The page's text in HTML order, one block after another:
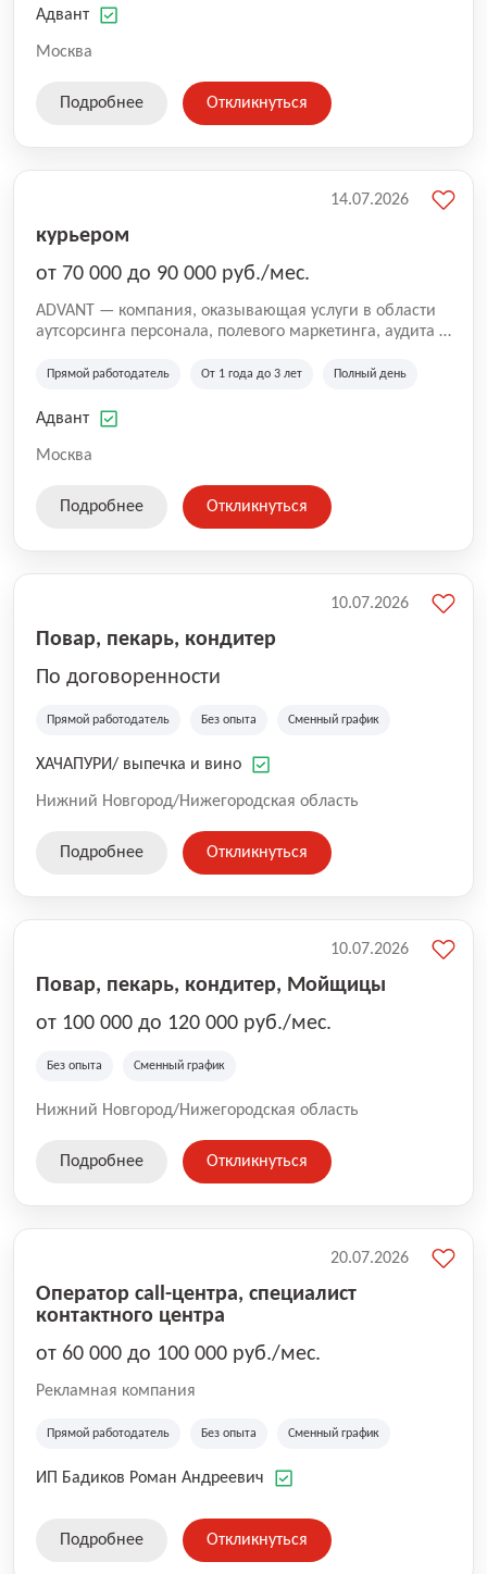
лиц и коммерческих организаций.
Адвант
Москва
Подробнее Откликнуться
курьером
от 70 000 до 90 000 руб./мес.
ADVANT — компания, оказывающая услуги в области
аутсорсинга персонала, полевого маркетинга, аудита и
региональных клиентов. Мы работаем на рынке с
Казахстана и Беларуси, сотрудничая с компаниями из
Прямой работодатель От 1 года до 3 лет Полный день
Адвант
Москва
14.07.2026
Подробнее Откликнуться
Повар, пекарь, кондитер
По договоренности
Прямой работодатель Без опыта Сменный график
ХАЧАПУРИ/ выпечка и вино
Нижний Новгород/Нижегородская область
10.07.2026
Подробнее Откликнуться
Повар, пекарь, кондитер, Мойщицы
от 100 000 до 120 000 руб./мес.
Без опыта Сменный график
Нижний Новгород/Нижегородская область
10.07.2026
Подробнее Откликнуться
Оператор call-центра, специалист
контактного центра
от 60 000 до 100 000 руб./мес.
Рекламная компания
Прямой работодатель Без опыта Сменный график
ИП Бадиков Роман Андреевич
20.07.2026
Подробнее Откликнуться